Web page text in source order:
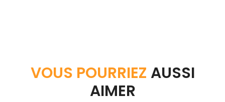
VOUS POURRIEZ AUSSI
AIMER